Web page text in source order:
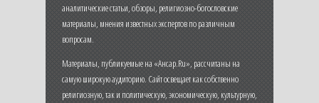
аналитические статьи, обзоры, религиозно-богословские
материалы, мнения известных экспертов по различным
вопросам.
Материалы, публикуемые на «Ансар.Ru», рассчитаны на
самую широкую аудиторию. Сайт освещает как собственно
религиозную, так и политическую, экономическую, культурную,